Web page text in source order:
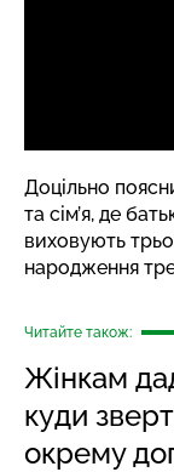
Доцільно
та сім’я, де
виховують
народження
Читайте також:
Жінкам
куди
окрему